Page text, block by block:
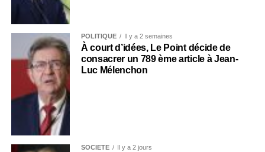
POLITIQUE Il y a 2 semaines
À court d’idées, Le Point décide de
consacrer un 789 ème article à Jean-
Luc Mélenchon
SOCIÉTÉ Il y a 2 jours